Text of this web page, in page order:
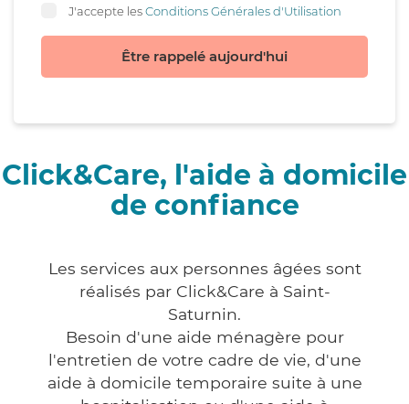
J'accepte lesConditions Générales d'Utilisation
Être rappelé aujourd'hui
Click&Care, l'aide à domicile
de confiance
Les services aux personnes âgées sont
réalisés par Click&Care à Saint-
Saturnin.
Besoin d'une aide ménagère pour
l'entretien de votre cadre de vie, d'une
aide à domicile temporaire suite à une